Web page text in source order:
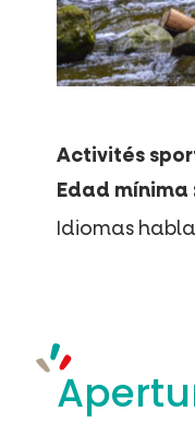
Activités
Edad mínima
Idiomas